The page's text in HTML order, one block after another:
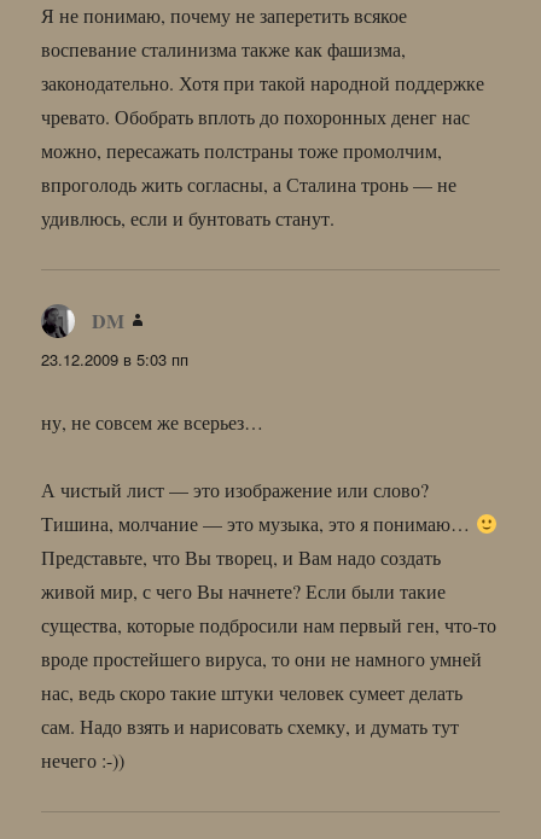
Я не понимаю, почему не заперетить всякое
воспевание сталинизма также как фашизма,
законодательно. Хотя при такой народной поддержке
чревато. Обобрать вплоть до похоронных денег нас
можно, пересажать полстраны тоже промолчим,
впроголодь жить согласны, а Сталина тронь — не
удивлюсь, если и бунтовать станут.
DM
23.12.2009 в 5:03 пп
ну, не совсем же всерьез…
А чистый лист — это изображение или слово?
Тишина, молчание — это музыка, это я понимаю…
Представьте, что Вы творец, и Вам надо создать
живой мир, с чего Вы начнете? Если были такие
существа, которые подбросили нам первый ген, что-то
вроде простейшего вируса, то они не намного умней
нас, ведь скоро такие штуки человек сумеет делать
сам. Надо взять и нарисовать схемку, и думать тут
нечего :-))